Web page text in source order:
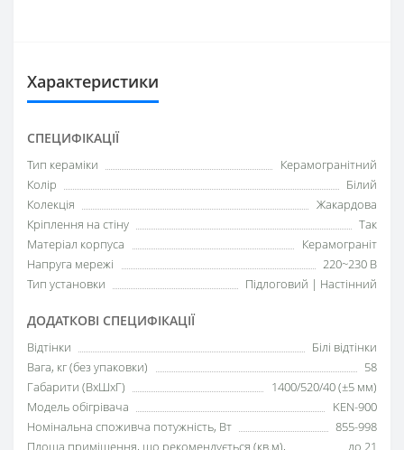
Характеристики
СПЕЦИФІКАЦІЇ
Тип кераміки
Керамогранітний
Колір
Білий
Колекція
Жакардова
Кріплення на стіну
Так
Матеріал корпуса
Керамограніт
Напруга мережі
220~230 В
Тип установки
Підлоговий | Настінний
ДОДАТКОВІ СПЕЦИФІКАЦІЇ
Відтінки
Білі відтінки
Вага, кг (без упаковки)
58
Габарити (ВхШхГ)
1400/520/40 (±5 мм)
Модель обігрівача
KEN-900
Номінальна споживча потужність, Вт
855-998
Площа приміщення, що рекомендується (кв.м),
до 21